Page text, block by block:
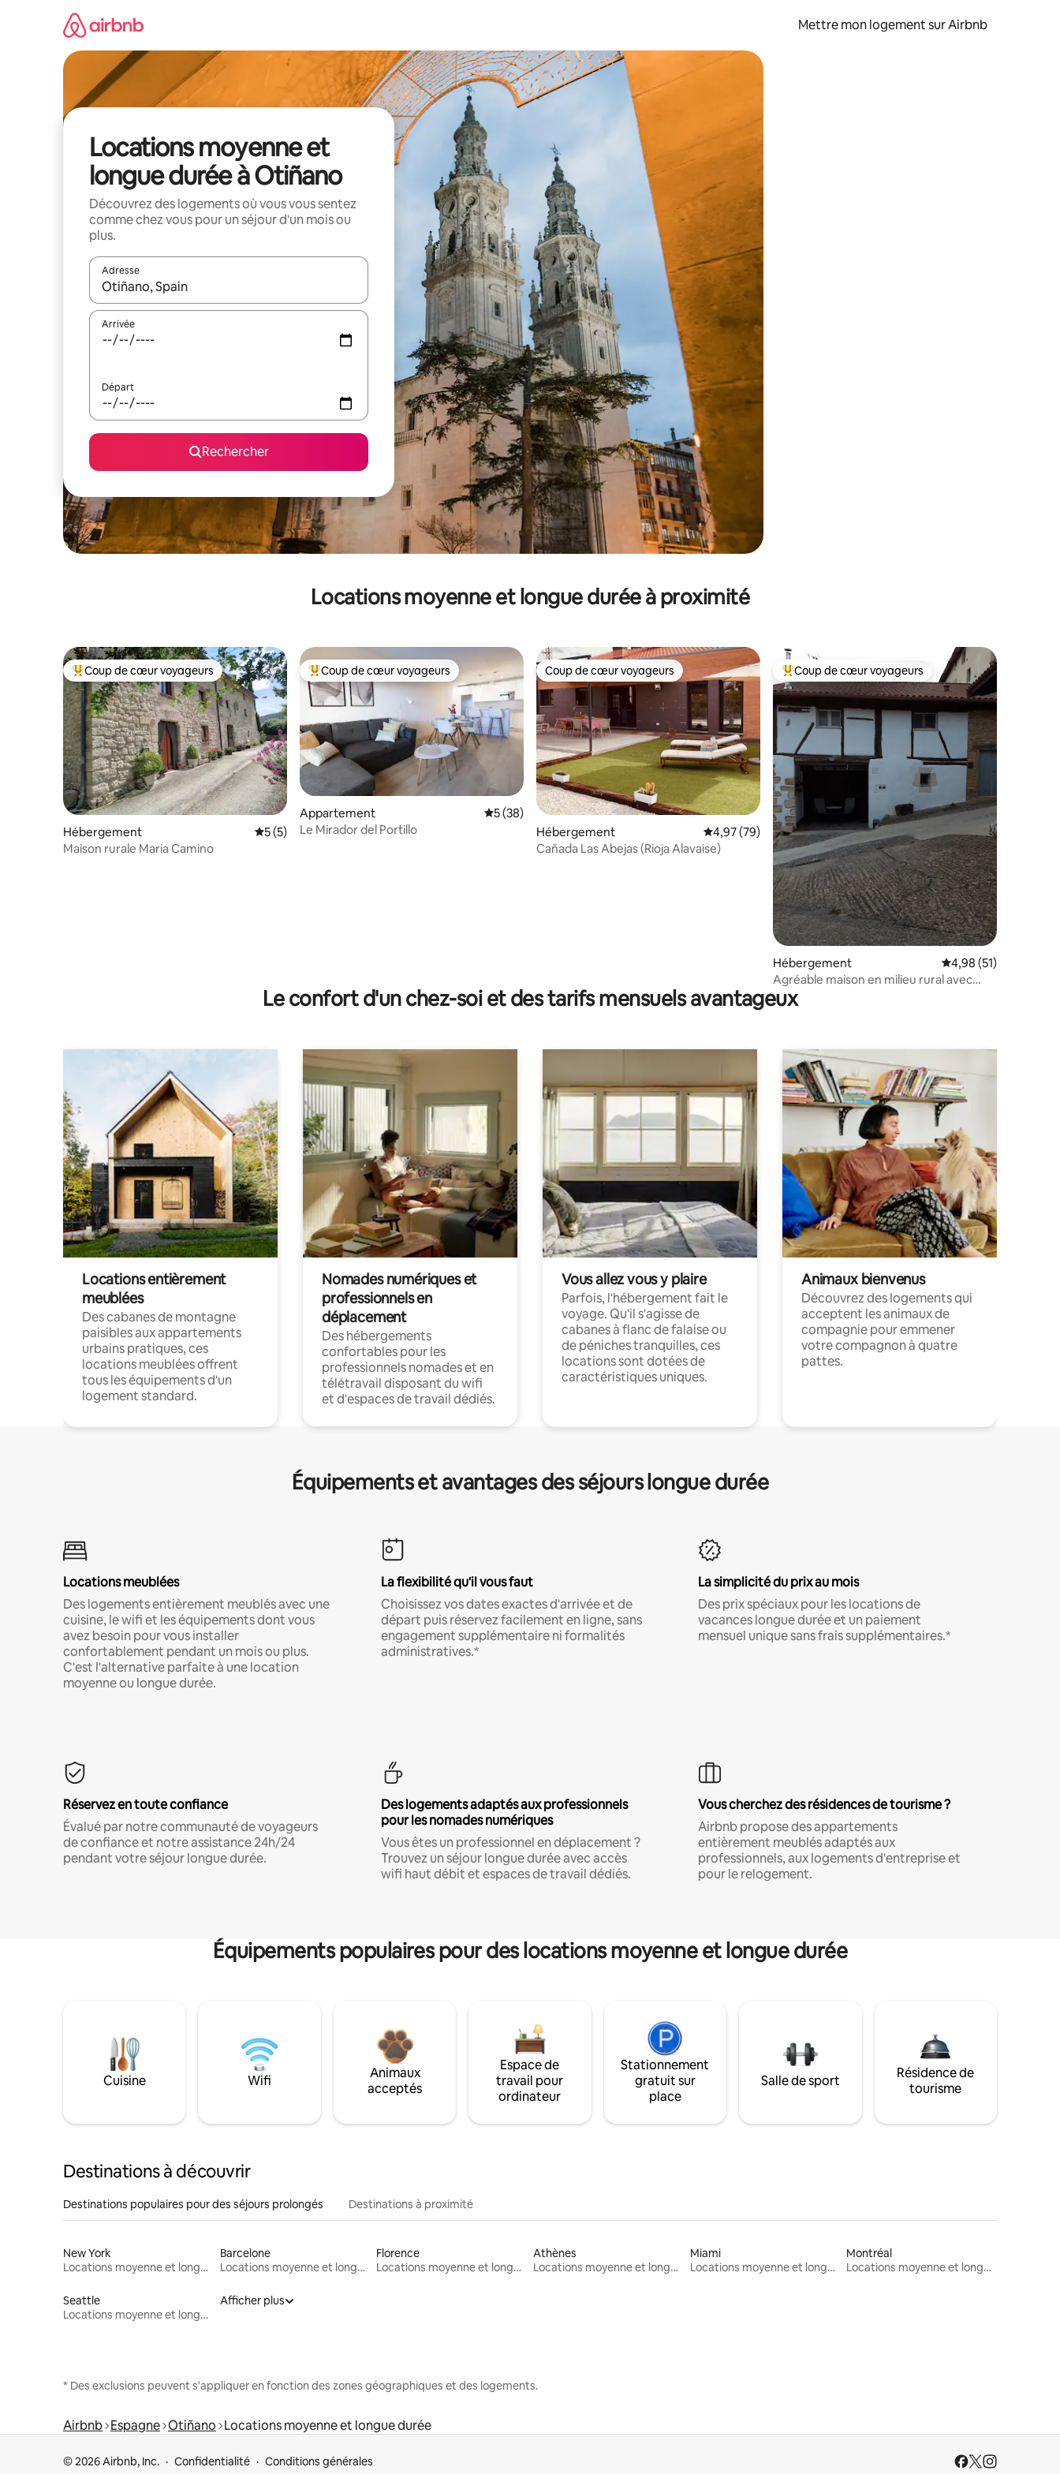
Mettre mon logement sur Airbnb
Locations moyenne et
longue durée à Otiñano
Découvrez des logements où vous vous sentez
comme chez vous pour un séjour d'un mois ou
plus.
Adresse
Lorsque les résultats s'affichent, utilisez les flèches vers le haut et vers le bas pour les parcourir ou en appuyant et en faisant glisser.
Arrivée
Départ
Rechercher
Locations moyenne et longue durée à proximité
Coups de cœur voyageurs les plus appréciés
Coup de cœur voyageurs
Hébergement Évaluation moyenne sur la base de 5 commentaires : 5 sur 5
5 (5)
Maison rurale Maria Camino
Coups de cœur voyageurs les plus appréciés
Coup de cœur voyageurs
Appartement Évaluation moyenne sur la base de 38 commentaires : 5 sur 5
5 (38)
Le Mirador del Portillo
Coup de cœur voyageurs
Coup de cœur voyageurs
Hébergement Évaluation moyenne sur la base de 79 commentaires : 4,97 sur 5
4,97 (79)
Cañada Las Abejas (Rioja Alavaise)
Coups de cœur voyageurs les plus appréciés
Coup de cœur voyageurs
Hébergement Évaluation moyenne
4,98 (51)
Agréable maison en milieu rural avec
cheminée.
Le confort d'un chez-soi et des tarifs mensuels avantageux
Locations entièrement
meublées
Des cabanes de montagne
paisibles aux appartements
urbains pratiques, ces
locations meublées offrent
tous les équipements d'un
logement standard.
Nomades numériques et
professionnels en
déplacement
Des hébergements
confortables pour les
professionnels nomades et en
télétravail disposant du wifi
et d'espaces de travail dédiés.
Vous allez vous y plaire
Parfois, l'hébergement fait le
voyage. Qu'il s'agisse de
cabanes à flanc de falaise ou
de péniches tranquilles, ces
locations sont dotées de
caractéristiques uniques.
Animaux bienvenus
Découvrez des logements qui
acceptent les animaux de
compagnie pour emmener
votre compagnon à quatre
pattes.
Équipements et avantages des séjours longue durée
Locations meublées
Des logements entièrement meublés avec une
cuisine, le wifi et les équipements dont vous
avez besoin pour vous installer
confortablement pendant un mois ou plus.
C'est l'alternative parfaite à une location
moyenne ou longue durée.
La flexibilité qu'il vous faut
Choisissez vos dates exactes d'arrivée et de
départ puis réservez facilement en ligne, sans
engagement supplémentaire ni formalités
administratives.*
La simplicité du prix au mois
Des prix spéciaux pour les locations de
vacances longue durée et un paiement
mensuel unique sans frais supplémentaires.*
Réservez en toute confiance
Évalué par notre communauté de voyageurs
de confiance et notre assistance 24h/24
pendant votre séjour longue durée.
Des logements adaptés aux professionnels
pour les nomades numériques
Vous êtes un professionnel en déplacement ?
Trouvez un séjour longue durée avec accès
wifi haut débit et espaces de travail dédiés.
Vous cherchez des résidences de tourisme ?
Airbnb propose des appartements
entièrement meublés adaptés aux
professionnels, aux logements d'entreprise et
pour le relogement.
Équipements populaires pour des locations moyenne et longue durée
Cuisine Wifi
Animaux
acceptés
Espace de
travail pour
ordinateur
Stationnement
gratuit sur
place
Salle de sport
Résidence de
tourisme
Destinations à découvrir
Destinations populaires pour des séjours prolongés Destinations à proximité
New York
Locations moyenne et longue durée
Barcelone
Locations moyenne et longue durée
Florence
Locations moyenne et longue durée
Athènes
Locations moyenne et longue durée
Miami
Locations moyenne et longue durée
Montréal
Locations moyenne et longue durée
Seattle
Locations moyenne et longue durée
Afficher plus
* Des exclusions peuvent s'appliquer en fonction des zones géographiques et des logements.
Airbnb Espagne Otiñano Locations moyenne et longue durée
© 2026 Airbnb, Inc. Confidentialité Conditions générales